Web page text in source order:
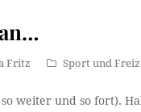
Fritz Sport und
weiter und so fort).